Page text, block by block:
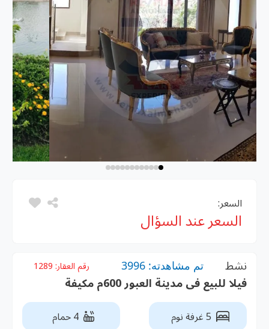
السعر:
السعر عند السؤال
نشط تم مشاهدته: 3996 رقم العقار: 1289
فيلا للبيع فى مدينة العبور 600م مكيفة
5 غرفة نوم 4 حمام